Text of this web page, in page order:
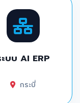
บบ AI ERP
กระบี่